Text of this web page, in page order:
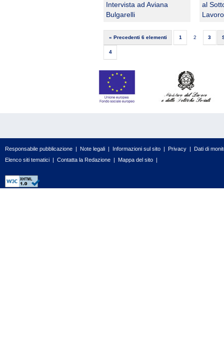
Intervista ad Aviana
Bulgarelli
al
« Precedenti 6 elementi 1 2 3
4
Responsabile pubblicazione | Note legali | Informazioni sul sito | Privacy | Dati di
Elenco siti tematici | Contatta la Redazione | Mappa del sito |